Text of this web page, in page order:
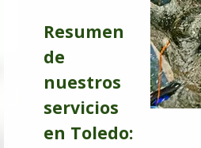
Resumen
de
nuestros
servicios
en Toledo: